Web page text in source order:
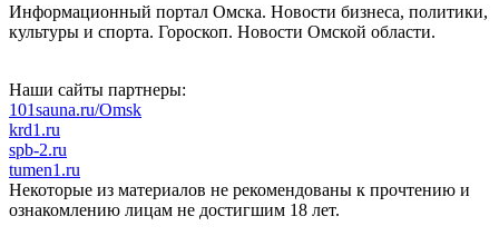
Информационный портал Омска. Новости бизнеса, политики,
культуры и спорта. Гороскоп. Новости Омской области.
Наши сайты партнеры:
101sauna.ru/Omsk
krd1.ru
spb-2.ru
tumen1.ru
Некоторые из материалов не рекомендованы к прочтению и
ознакомлению лицам не достигшим 18 лет.